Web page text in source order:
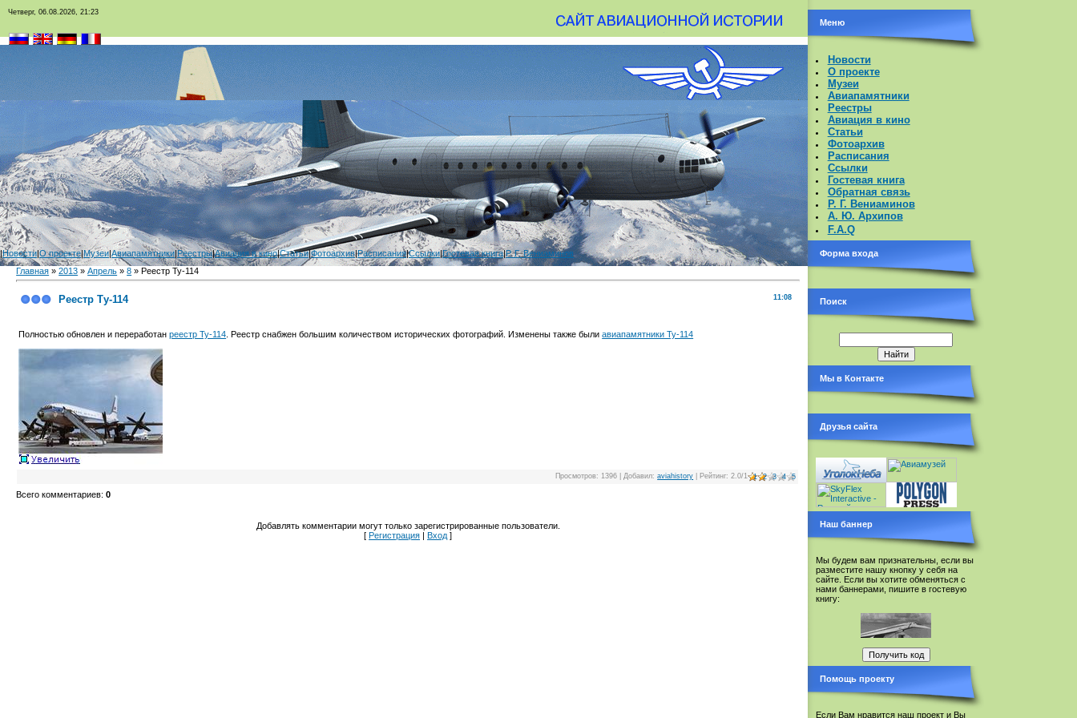
Четверг, 06.08.2026, 21:23
|Новости|О проекте|Музеи|Авиапамятники|Реестры|Авиация в кино|Статьи|Фотоархив|Расписания|Ссылки|Гостевая книга|Р. Г. Вениаминов
Главная »2013 » Апрель » 8 » Реестр Ту-114
11:08
Реестр Ту-114
Полностью обновлен и переработанреестр Ту-114 . Реестр снабжен большим количеством исторических фотографий. Изменены также былиавиапамятники Ту-114
1 2 3 4 5
Просмотров: 1396 | Добавил:aviahistory Рейтинг:2.0/1
Всего комментариев:0
Добавлять комментарии могут только зарегистрированные пользователи.
[Регистрация |Вход ]
Меню
Новости
О проекте
Музеи
Авиапамятники
Реестры
Авиация в кино
Статьи
Фотоархив
Расписания
Ссылки
Гостевая книга
Обратная связь
Р. Г. Вениаминов
А. Ю. Архипов
F.A.Q
Форма входа
Поиск
Мы в Контакте
Друзья сайта
Наш баннер
Мы будем вам признательны, если вы
разместите нашу кнопку у себя на
сайте. Если вы хотите обменяться с
нами баннерами, пишите в гостевую
книгу:
Помощь проекту
Если Вам нравится наш проект и Вы